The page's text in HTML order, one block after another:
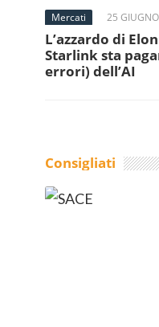
Mercati 25
L’azzardo di
Starlink sta
errori) dell’AI
Consigliati